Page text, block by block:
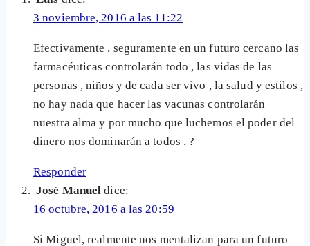
3 noviembre, 2016 a las 11:22
Efectivamente , seguramente en un futuro cercano las
farmacéuticas controlarán todo , las vidas de las
personas , niños y de cada ser vivo , la salud y estilos ,
no hay nada que hacer las vacunas controlarán
nuestra alma y por mucho que luchemos el poder del
dinero nos dominarán a todos , ?
Responder
José Manuel dice:
16 octubre, 2016 a las 20:59
Si Miguel, realmente nos mentalizan para un futuro